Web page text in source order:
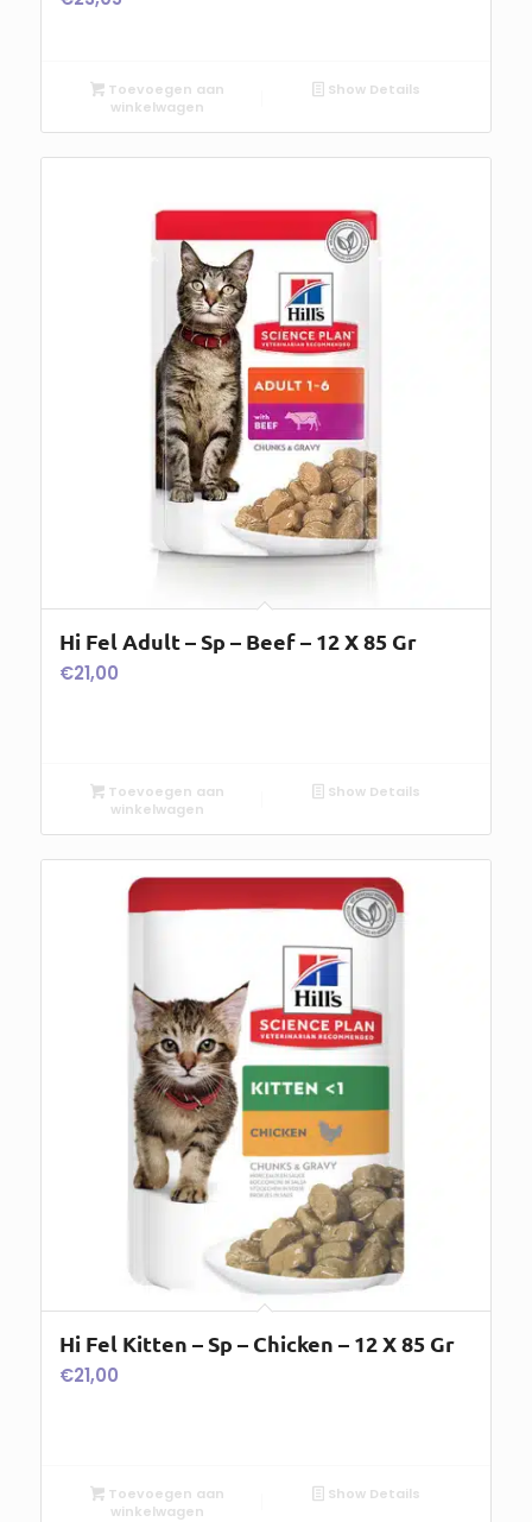
Toevoegen aan
winkelwagen
Show Details
Hi Fel Adult – Sp – Beef – 12 X 85 Gr
€21,00
Toevoegen aan
winkelwagen
Show Details
Hi Fel Kitten – Sp – Chicken – 12 X 85 Gr
€21,00
Toevoegen aan
winkelwagen
Show Details